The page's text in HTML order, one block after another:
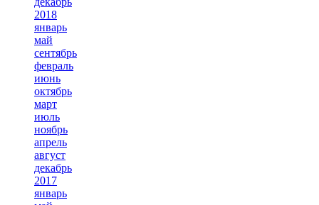
2018
январь
май
сентябрь
февраль
июнь
октябрь
март
июль
ноябрь
апрель
август
декабрь
2017
январь